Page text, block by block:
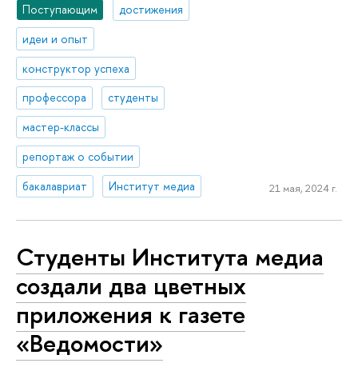
Поступающим
достижения
идеи и опыт
конструктор успеха
профессора
студенты
мастер-классы
репортаж о событии
бакалавриат
Институт медиа 21 мая, 2024 г.
Студенты Института медиа
создали два цветных
приложения к газете
«Ведомости»